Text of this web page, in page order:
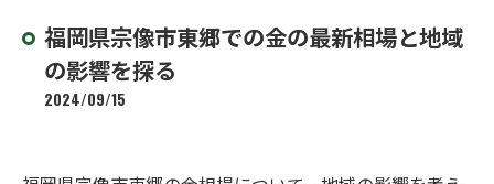
福岡県宗像市東郷での金の最新相場と地域
の影響を探る
2024/09/15